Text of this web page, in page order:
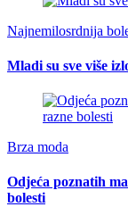
Najnemilosrdnija
Mladi su sve više
Brza moda
Odjeća poznatih
bolesti